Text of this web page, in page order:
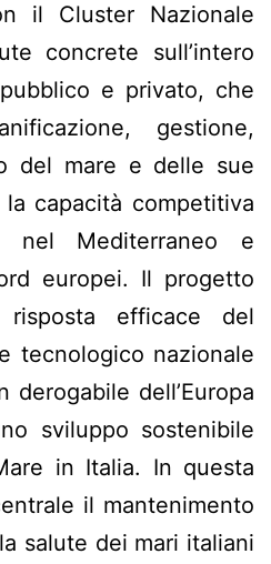
il Cluster Nazionale
concrete sull’intero
e privato, che
gestione,
del mare e delle sue
capacità competitiva
nel Mediterraneo e
europei. Il progetto
efficace del
tecnologico nazionale
derogabile dell’Europa
sviluppo sostenibile
in Italia. In questa
il mantenimento
salute dei mari italiani